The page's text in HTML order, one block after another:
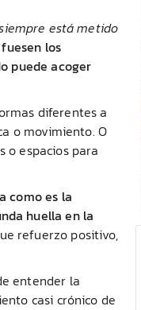
está metido
los
puede acoger
diferentes a
o movimiento. O
o espacios para
como es la
huella en la
refuerzo positivo,
entender la
casi crónico de